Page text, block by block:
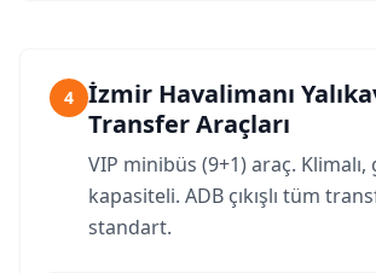
4
İzmir Havalimanı
Transfer Araçları
VIP minibüs (9+1) araç.
kapasiteli. ADB çıkışlı tüm
standart.